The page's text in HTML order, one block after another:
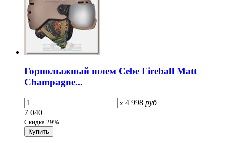
Горнолыжный шлем Cebe Fireball Matt
Champagne...
x 4 998 руб
7 040
Скидка 29%